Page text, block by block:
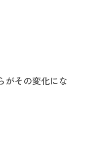
がその変化にな